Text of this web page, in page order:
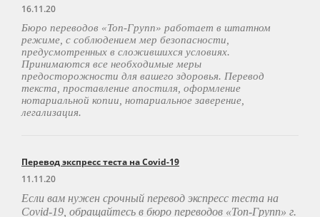
16.11.20
Бюро переводов «Топ-Групп» работает в штатном
режиме, с соблюдением мер безопасности,
предусмотренных в сложившихся условиях.
Принимаются все необходимые меры
предосторожности для вашего здоровья. Перевод
текста, проставление апостиля, оформление
нотариальной копии, нотариальное заверение,
легализация.
Перевод экспресс теста на Covid-19
11.11.20
Если вам нужен срочный перевод экспресс теста на
Covid-19, обращайтесь в бюро переводов «Топ-Групп» г.